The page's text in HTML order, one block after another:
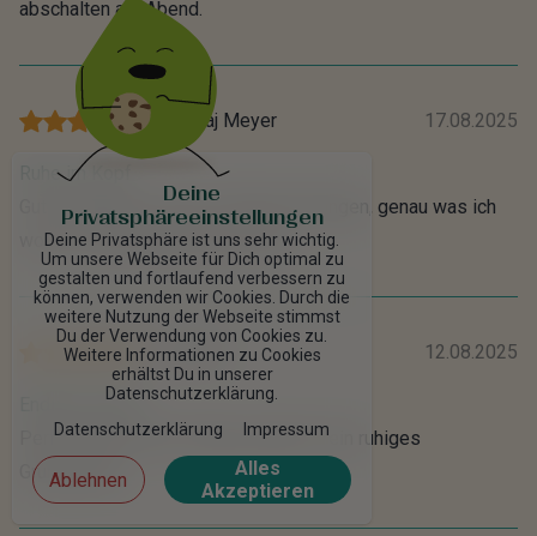
abschalten am Abend.
Raj Meyer 17.08.2025
Ruhe im Kopf
Gut verträglich und keine Nebenwirkungen, genau was ich
wollte. Verpackung war auch top.
vonPia 12.08.2025
Endlich relaxen
Perfekt für nervöse Phasen, gibt mir ein ruhiges
Grundgefühl.
Deine
Privatsphäreeinstellungen
Deine Privatsphäre ist uns sehr wichtig.
Um unsere Webseite für Dich optimal zu
gestalten und fortlaufend verbessern zu
können, verwenden wir Cookies. Durch die
weitere Nutzung der Webseite stimmst
Du der Verwendung von Cookies zu.
Weitere Informationen zu Cookies
erhältst Du in unserer
Datenschutzerklärung.
Datenschutzerklärung
Impressum
Ablehnen
Alles
Akzeptieren